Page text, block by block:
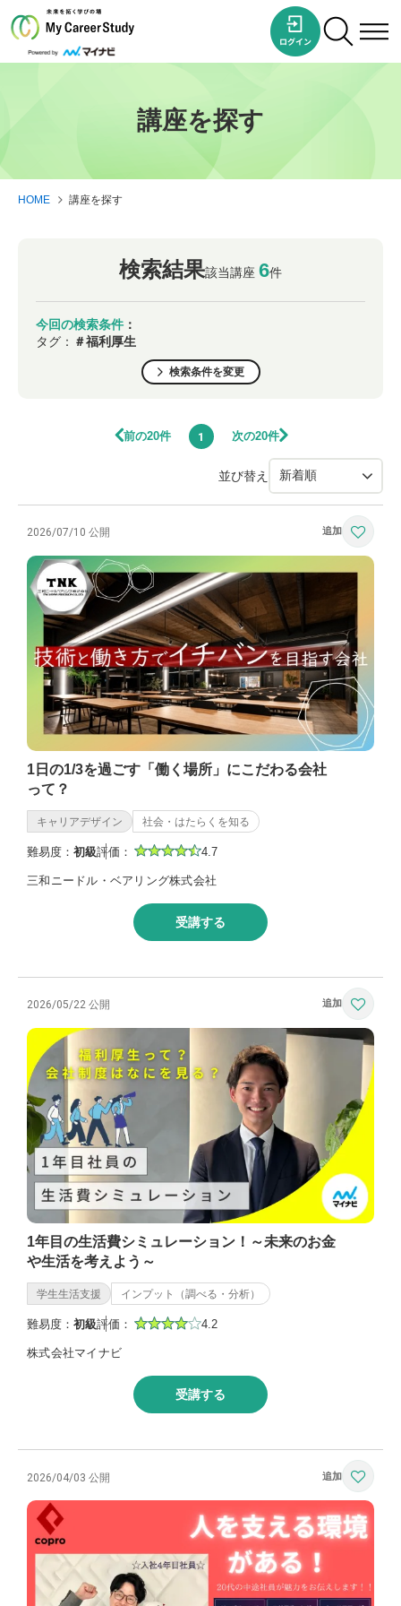
講座を探す
HOME 講座を探す
検索結果該当講座 6件
今回の検索条件 ：
タグ： ＃福利厚生
検索条件を変更
前の20件 1 次の20件
並び替え
2026/07/10 公開
1日の1/3を過ごす「働く場所」にこだわる会社
って？
キャリアデザイン 社会・はたらくを知る
難易度： 初級評価： 4.7
三和ニードル・ベアリング株式会社
受講する
2026/05/22 公開
1年目の生活費シミュレーション！～未来のお金
や生活を考えよう～
学生生活支援 インプット（調べる・分析）
難易度： 初級評価： 4.2
株式会社マイナビ
受講する
2026/04/03 公開